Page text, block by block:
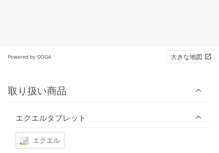
Powered by GOGA 大きな地図
取り扱い商品
エクエルタブレット
エクエル